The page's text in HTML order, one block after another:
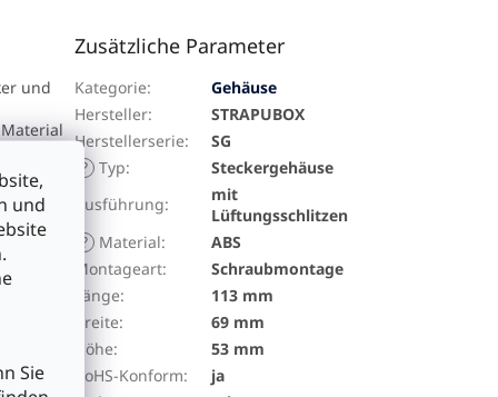
und
Sie
und
ein
Zusätzliche Parameter
Kategorie:
Gehäuse
Hersteller:
STRAPUBOX
Herstellerserie:
SG
? Typ:
Steckergehäuse
Ausführung:
mit
Lüftungsschlitzen
? Material:
ABS
Montageart:
Schraubmontage
Länge:
113 mm
Breite:
69 mm
Höhe:
53 mm
RoHS-Konform:
ja